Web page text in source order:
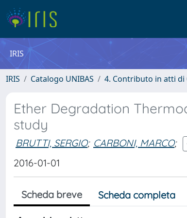
IRIS
IRIS Catalogo UNIBAS 4. Contributo in atti di
Ether Degradation
study
BRUTTI, SERGIO; CARBONI, MARCO;
2016-01-01
Scheda breve Scheda completa